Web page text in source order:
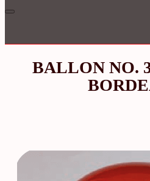
BALLON NO.